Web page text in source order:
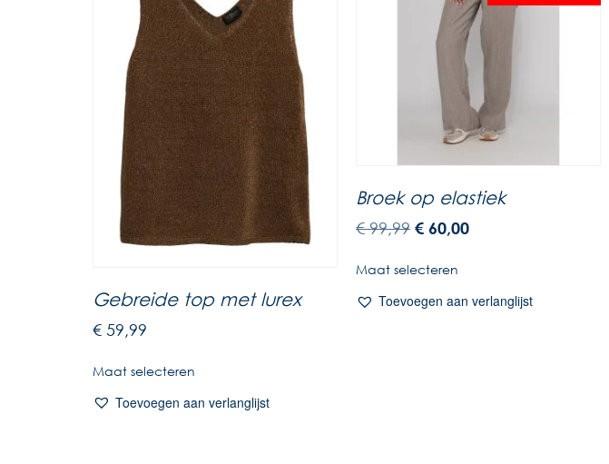
Gebreide top met lurex
€ 59,99
Maat selecteren
Toevoegen aan verlanglijst
Broek op elastiek
€99,99 € 60,00
Maat selecteren
Toevoegen aan verlanglijst